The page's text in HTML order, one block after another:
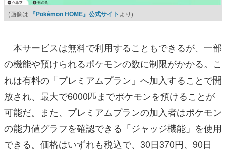
(画像は 『Pokémon HOME』公式サイト より)
本サービスは無料で利用することもできるが、一部
の機能や預けられるポケモンの数に制限がかかる。こ
れは有料の「プレミアムプラン」へ加入することで開
放され、最大で6000匹までポケモンを預けることが
可能だ。また、プレミアムプランの加入者はポケモン
の能力値グラフを確認できる「ジャッジ機能」を使用
できる。価格はいずれも税込で、30日370円、90日